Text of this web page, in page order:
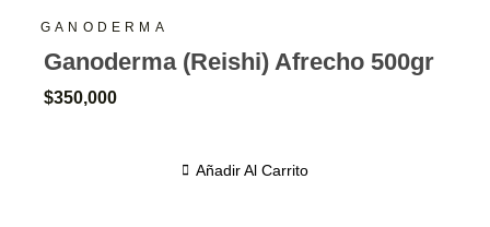
GANODERMA
Ganoderma (Reishi) Afrecho 500gr
$350,000
Añadir Al Carrito